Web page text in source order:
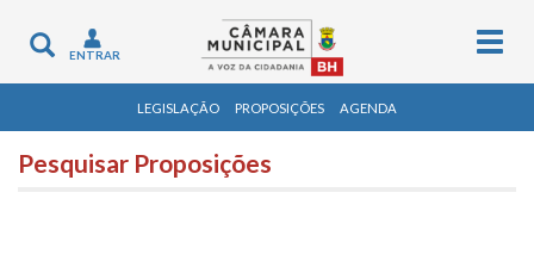
Toggle
navigation
ENTRAR
LEGISLAÇÃO PROPOSIÇÕES AGENDA
Pesquisar Proposições